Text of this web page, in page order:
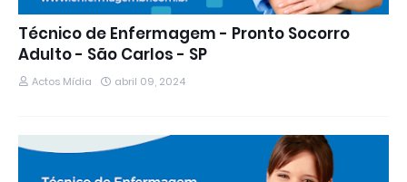
Técnico de Enfermagem - Pronto Socorro
Adulto - São Carlos - SP
Actos Mídia abril 09, 2024